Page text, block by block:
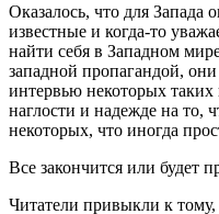
Оказалось, что для Запада
известные и когда-то
найти себя в Западном
западной пропагандой,
интервью некоторых
наглости и надежде на то,
некоторых, что иногда
Все закончится или будет
Читатели привыкли к